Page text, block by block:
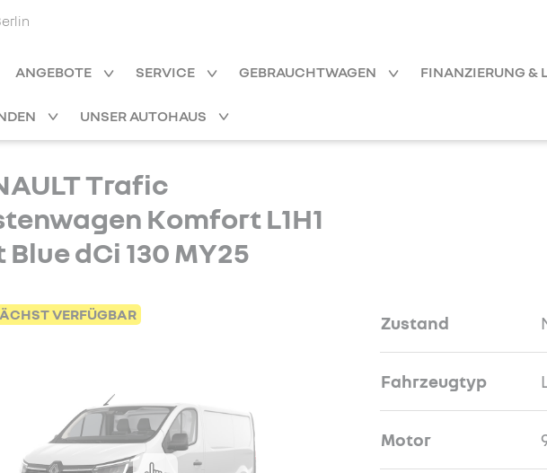
ANGEBOTE SERVICE GEBRAUCHTWAGEN FINANZIERUNG &
UNSER AUTOHAUS
Trafic
Komfort L1H1
Blue dCi 130 MY25
VERFÜGBAR Zustand
Fahrzeugtyp
Motor